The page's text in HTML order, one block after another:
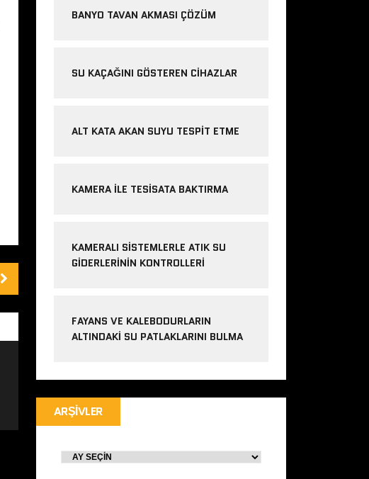
BANYO TAVAN AKMASI ÇÖZÜM
SU KAÇAĞINI GÖSTEREN CIHAZLAR
ALT KATA AKAN SUYU TESPIT ETME
KAMERA ILE TESISATA BAKTIRMA
KAMERALI SISTEMLERLE ATIK SU
GIDERLERININ KONTROLLERI
FAYANS VE KALEBODURLARIN
ALTINDAKI SU PATLAKLARINI BULMA
ARŞIVLER